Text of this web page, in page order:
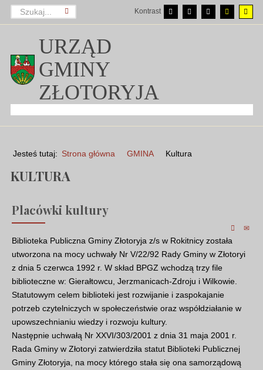
Kontrast
URZĄD
GMINY
ZŁOTORYJA
Jesteś tutaj: Strona główna GMINA Kultura
KULTURA
Placówki kultury
Biblioteka Publiczna Gminy Złotoryja z/s w Rokitnicy została
utworzona na mocy uchwały Nr V/22/92 Rady Gminy w Złotoryi
z dnia 5 czerwca 1992 r. W skład BPGZ wchodzą trzy file
biblioteczne w: Gierałtowcu, Jerzmanicach-Zdroju i Wilkowie.
Statutowym celem biblioteki jest rozwijanie i zaspokajanie
potrzeb czytelniczych w społeczeństwie oraz współdziałanie w
upowszechnianiu wiedzy i rozwoju kultury.
Następnie uchwałą Nr XXVI/303/2001 z dnia 31 maja 2001 r.
Rada Gminy w Złotoryi zatwierdziła statut Biblioteki Publicznej
Gminy Złotoryja, na mocy którego stała się ona samorządową